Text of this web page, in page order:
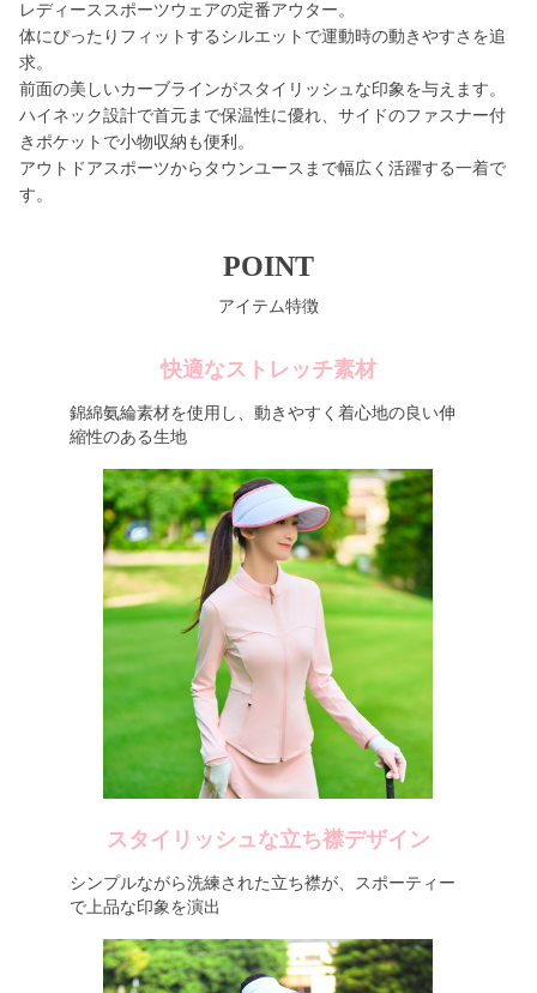
レディーススポーツウェアの定番アウター。
体にぴったりフィットするシルエットで運動時の動きやすさを追
求。
前面の美しいカーブラインがスタイリッシュな印象を与えます。
ハイネック設計で首元まで保温性に優れ、サイドのファスナー付
きポケットで小物収納も便利。
アウトドアスポーツからタウンユースまで幅広く活躍する一着で
す。
POINT
アイテム特徴
快適なストレッチ素材
錦綿氨綸素材を使用し、動きやすく着心地の良い伸
縮性のある生地
スタイリッシュな立ち襟デザイン
シンプルながら洗練された立ち襟が、スポーティー
で上品な印象を演出